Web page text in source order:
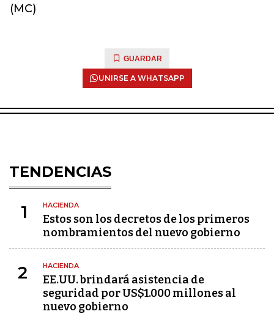
(MC)
GUARDAR
UNIRSE A WHATSAPP
TENDENCIAS
1 HACIENDA
Estos son los decretos de los primeros
nombramientos del nuevo gobierno
2 HACIENDA
EE.UU. brindará asistencia de
seguridad por US$1.000 millones al
nuevo gobierno